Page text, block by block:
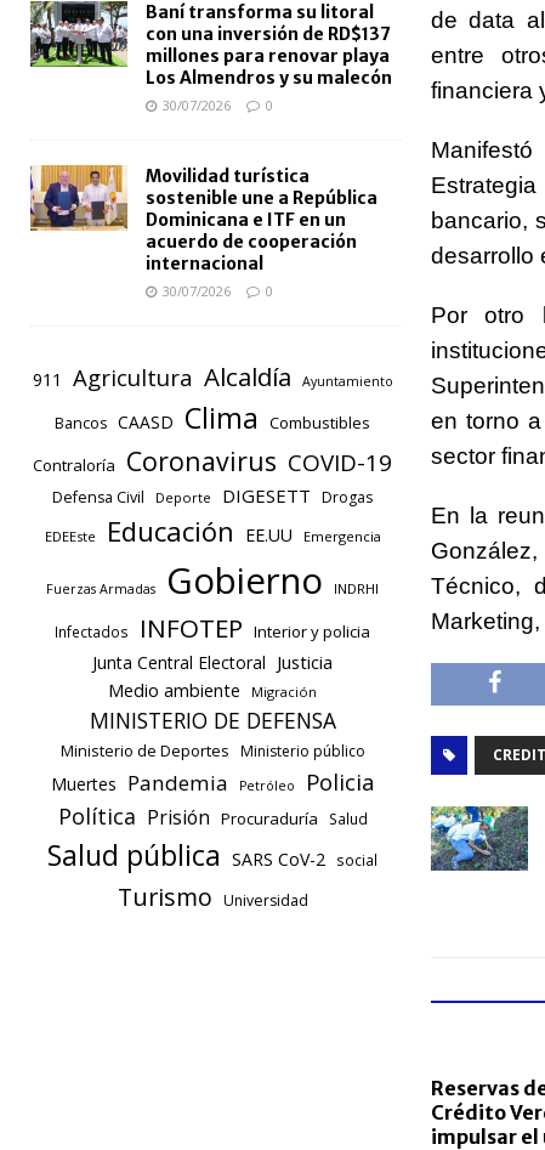
de data
entre
financiera
bancario,
desarrollo
Por otro
en torno
sector
En la
Técnico,
Reservas
Crédito
impulsar el
Baní transforma su litoral
con una inversión de RD$137
millones para renovar playa
Los Almendros y su malecón
30/07/2026 0
Movilidad turística
sostenible une a República
Dominicana e ITF en un
acuerdo de cooperación
internacional
30/07/2026 0
911 Agricultura Alcaldía Ayuntamiento
Bancos CAASD Clima
Combustibles
Contraloría
Coronavirus COVID-19
Defensa Civil Deporte DIGESETT Drogas
EDEEste Educación EE.UU Emergencia
Fuerzas Armadas Gobierno INDRHI
Infectados INFOTEP Interior y policia
Junta Central Electoral Justicia
Medio ambiente Migración
MINISTERIO DE DEFENSA
Ministerio de Deportes Ministerio público
Muertes Pandemia Petróleo Policia
Política Prisión Procuraduría Salud
Salud pública SARS CoV-2 social
Turismo Universidad